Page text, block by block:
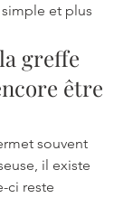
et plus
greffe
être
souvent
il existe
ci reste